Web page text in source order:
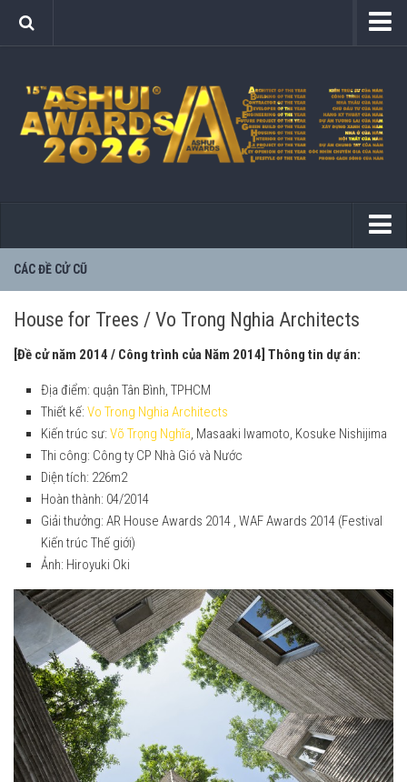
Quy chế
Hội đồng tuyển chọn
Lễ trao giải (2025)
Kết quả
2024
2021
2020
2019
2018
2017
2016
2014
2012
Truyền thông
2026
2025
2012
2016
2017
2019
2020
2021
2022
2024
2025
CÁC ĐỀ CỬ CŨ
House for Trees / Vo Trong Nghia Architects
[Đề cử năm 2014 / Công trình của Năm 2014] Thông tin dự án:
Địa điểm: quận Tân Bình, TPHCM
Thiết kế: Vo Trong Nghia Architects
Kiến trúc sư: Võ Trọng Nghĩa, Masaaki Iwamoto, Kosuke Nishijima
Thi công: Công ty CP Nhà Gió và Nước
Diện tích: 226m2
Hoàn thành: 04/2014
Giải thưởng: AR House Awards 2014 , WAF Awards 2014 (Festival
Kiến trúc Thế giới)
Ảnh: Hiroyuki Oki